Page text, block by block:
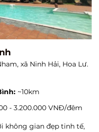
xã Ninh Hải, Hoa Lư.
~10km
- 3.200.000 VNĐ/đêm
không gian đẹp tinh tế,